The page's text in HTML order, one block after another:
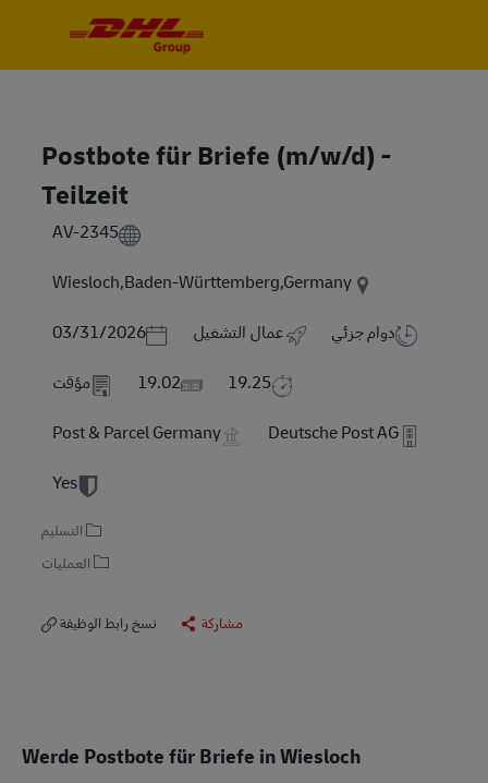
Postbote für Briefe (m/w/d) -
Teilzeit
AV-2345
Wiesloch,Baden-Württemberg,Germany
Posted Date
03/31/2026 عمال التشغيل دوام جزئي
مؤقت 19.02 19.25
Post & Parcel Germany Deutsche Post AG
Yes
التسليم
العمليات
نسخ رابط الوظيفة مشاركة
Werde Postbote für Briefe in Wiesloch